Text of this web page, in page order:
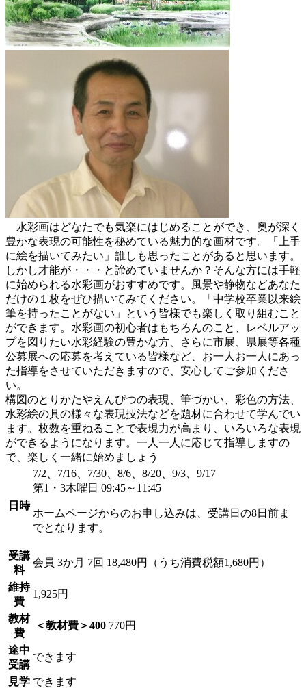
水彩画はどなたでも気楽にはじめることができ、奥が深く
豊かな表現の可能性を秘めている魅力的な画材です。「上手
に絵を描いてみたい」誰しも思ったことがあると思います。
しかし才能が・・・と諦めていませんか？そんな方には手軽
に始められる水彩画がおすすめです。風景や静物などあなた
だけの１枚をぜひ描いてみてください。「中学校卒業以来絵
筆を持ったことがない」という皆様でも楽しく取り組むこと
ができます。水彩画の初心者はもちろんのこと、レベルアッ
プを図りたい水彩経験の豊かな方、さらに市展、県展等各種
公募展への応募を考えている皆様など、お一人お一人にあっ
た指導をさせていただきますので、安心してご参加くださ
い。
構図のとりかたやえんぴつの表現、筆づかい、彩色の方法、
水彩絵の具の様々な表現技法などを題材に合わせて学んでい
ます。枚数を重ねることで表現力が高まり、いろいろな表現
ができるようになります。一人一人に応じて指導しますの
で、楽しく一緒に始めましょう
日時
7/2、7/16、7/30、8/6、8/20、9/3、9/17
第1・3木曜日 09:45～11:45
ホームページからのお申し込みは、受講日の8日前ま
でとなります。
受講
料
会員 3か月 7回 18,480円（うち消費税額1,680円）
維持
費
1,925円
教材
費
＜教材費＞400 770円
途中
受講
できます
見学 できます